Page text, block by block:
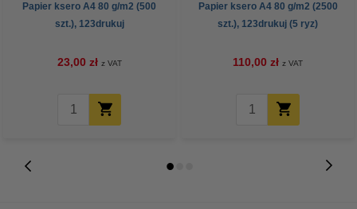
Papier ksero A4 80 g/m2 (500
szt.), 123drukuj
23,00 zł z VAT
Papier ksero A4 80 g/m2 (2500
szt.), 123drukuj (5 ryz)
110,00 zł z VAT